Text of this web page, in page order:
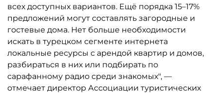
всех доступных вариантов. Ещё порядка 15–17%
предложений могут составлять загородные и
гостевые дома. Нет больше необходимости
искать в турецком сегменте интернета
локальные ресурсы с арендой квартир и домов,
разбираться в них или подбирать по
сарафанному радио среди знакомых", —
отмечает директор Ассоциации туристических